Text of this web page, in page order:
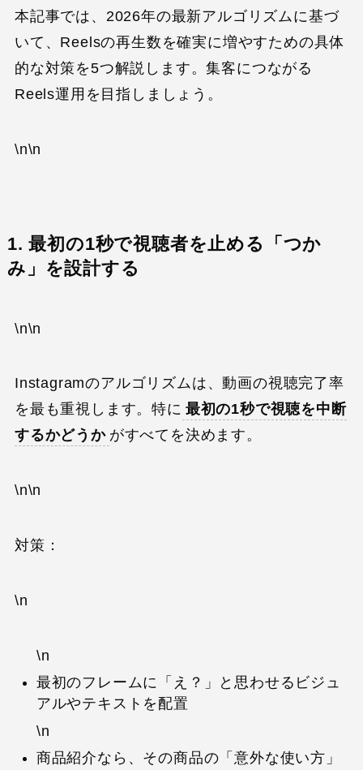
本記事では、2026年の最新アルゴリズムに基づ
いて、Reelsの再生数を確実に増やすための具体
的な対策を5つ解説します。集客につながる
Reels運用を目指しましょう。
\n\n
1. 最初の1秒で視聴者を止める「つか
み」を設計する
\n\n
Instagramのアルゴリズムは、動画の視聴完了率
を最も重視します。特に 最初の1秒で視聴を中断
するかどうか がすべてを決めます。
\n\n
対策：
\n
\n
最初のフレームに「え？」と思わせるビジュ
アルやテキストを配置
\n
商品紹介なら、その商品の「意外な使い方」